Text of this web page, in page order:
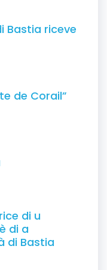
Bastia riceve
de Corail”
di u
di a
di Bastia